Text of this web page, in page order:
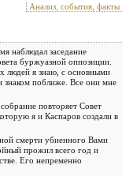
Анализ, события, факты
наблюдал заседание
буржуазной оппозиции.
людей я знаю, с основными
знаком поближе. Все они мне
повторяет Совет
я и Каспаров создали в
смерти убиенного Вами
прожил всего год и
Его непременно